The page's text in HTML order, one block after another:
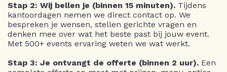
Stap 2: Wij bellen je (binnen 15 minuten). Tijdens
kantoordagen nemen we direct contact op. We
bespreken je wensen, stellen gerichte vragen en
denken mee over wat het beste past bij jouw event.
Met 500+ events ervaring weten we wat werkt.
Stap 3: Je ontvangt de offerte (binnen 2 uur). Een